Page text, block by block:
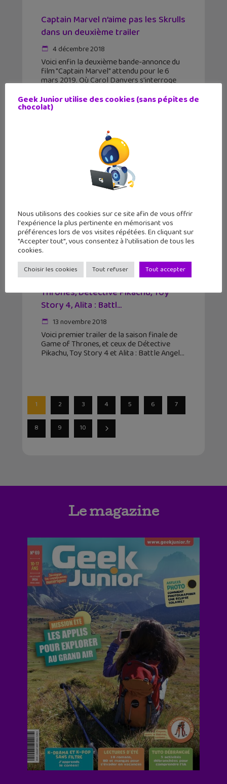
Captain Marvel n’aime pas les Skrulls
dans un deuxième trailer
4 décembre 2018
Voici enfin la deuxième bande-annonce du
film "Captain Marvel" attendu pour le 6
mars 2019. Où Carol Danvers s'interroge
Personnage principal de plusieurs séries de
comics publiées par
4 trailers à ne pas rater : Game of
Thrones, Détective Pikachu, Toy
Story 4, Alita : Battl...
13 novembre 2018
Voici premier trailer de la saison finale de
Game of Thrones, et ceux de Détective
Pikachu, Toy Story 4 et Alita : Battle Angel
1 2 3 4 5 6 7
8 9 10
Le magazine
Geek Junior utilise des cookies (sans pépites de
chocolat)
Nous utilisons des cookies sur ce site afin de vous offrir
l'expérience la plus pertinente en mémorisant vos
préférences lors de vos visites répétées. En cliquant sur
"Accepter tout", vous consentez à l'utilisation de tous les
cookies.
Choisir les cookies Tout refuser Tout accepter